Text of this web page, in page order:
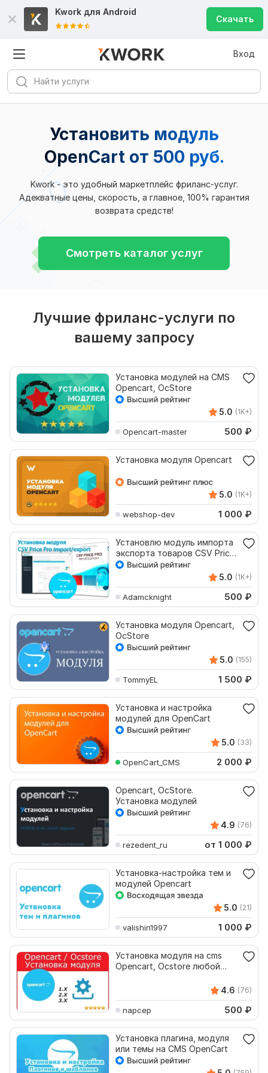
Kwork для Android
Скачать
Вход
Установить модуль
OpenCart от 500 руб.
Kwork - это удобный маркетплейс фриланс-услуг.
Адекватные цены, скорость, а главное, 100% гарантия
возврата средств!
Смотреть каталог услуг
Лучшие фриланс-услуги по
вашему запросу
Установка модулей на CMS
Opencart, OcStore
5.0 (1K+)
Opencart-master 500 ₽
Установка модуля Opencart
5.0 (1K+)
webshop-dev 1 000 ₽
Установлю модуль импорта
экспорта товаров CSV Price
Pro для Opencart
5.0 (1K+)
Adamcknight 500 ₽
Установка модуля Opencart,
OcStore
5.0 (155)
TommyEL 1 500 ₽
Установка и настройка
модулей для OpenCart
5.0 (33)
OpenCart_CMS 2 000 ₽
Opencart, OcStore.
Установка модулей
4.9 (76)
rezedent_ru от 1 000 ₽
Установка-настройка тем и
модулей Opencart
5.0 (21)
valishin1997 1 000 ₽
Установка модуля на cms
Opencart, Ocstore любой
4.6 (76)
napcep 500 ₽
Установка плагина, модуля
или темы на CMS OpenCart